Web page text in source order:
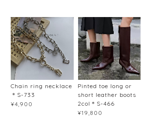
Chain ring necklace
＊S-733
¥4,900
Pinted toe long or
short leather boots
2col＊S-466
¥19,800